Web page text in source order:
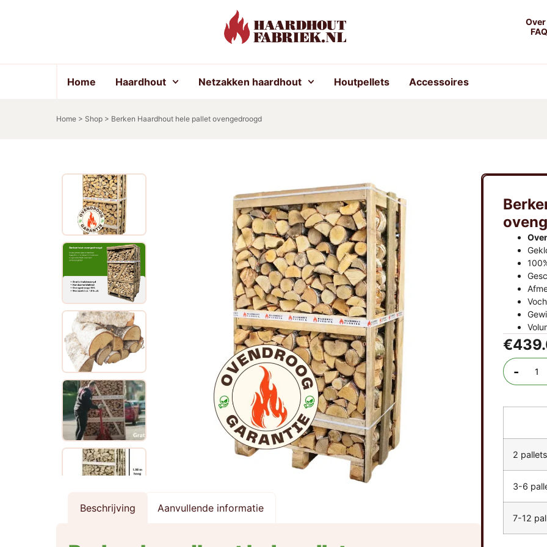
FAQ
Home Haardhout Netzakken haardhout Houtpellets Accessoires
Home > Shop > Berken Haardhout hele pallet ovengedroogd
Beschrijving Aanvullende informatie
€
-
2 pallets
3-6
7-12